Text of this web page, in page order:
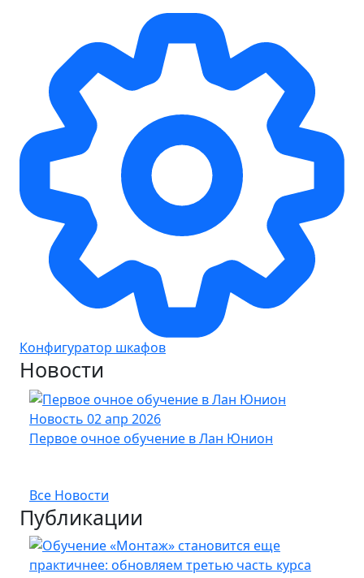
Конфигуратор шкафов
Новости
Новость 02 апр 2026
Первое очное обучение в Лан Юнион
Все Новости
Публикации